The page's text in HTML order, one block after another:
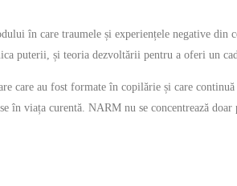
în care traumele și experiențele negative
puterii, și teoria dezvoltării pentru a oferi un
care au fost formate în copilărie și care
în viața curentă. NARM nu se concentrează